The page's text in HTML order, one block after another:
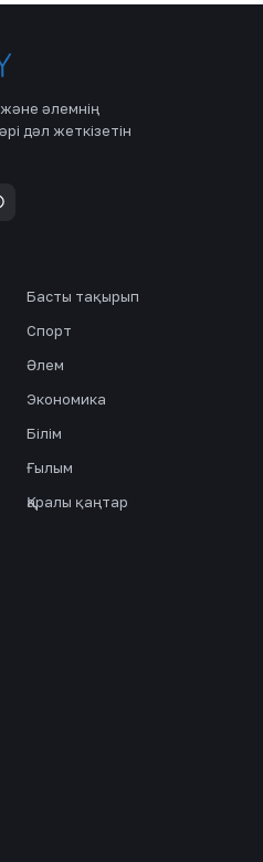
әлемнің
дәл жеткізетін
Басты тақырып
Спорт
Әлем
Экономика
Білім
Ғылым
Қаралы қаңтар